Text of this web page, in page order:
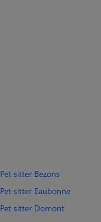
Pet sitter Bezons
Pet sitter Eaubonne
Pet sitter Domont